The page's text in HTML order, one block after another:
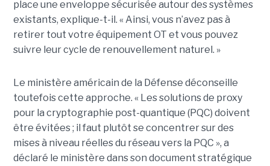
place une enveloppe sécurisée autour des systèmes
existants, explique-t-il. « Ainsi, vous n’avez pas à
retirer tout votre équipement OT et vous pouvez
suivre leur cycle de renouvellement naturel. »
Le ministère américain de la Défense déconseille
toutefois cette approche. « Les solutions de proxy
pour la cryptographie post-quantique (PQC) doivent
être évitées ; il faut plutôt se concentrer sur des
mises à niveau réelles du réseau vers la PQC », a
déclaré le ministère dans son document stratégique